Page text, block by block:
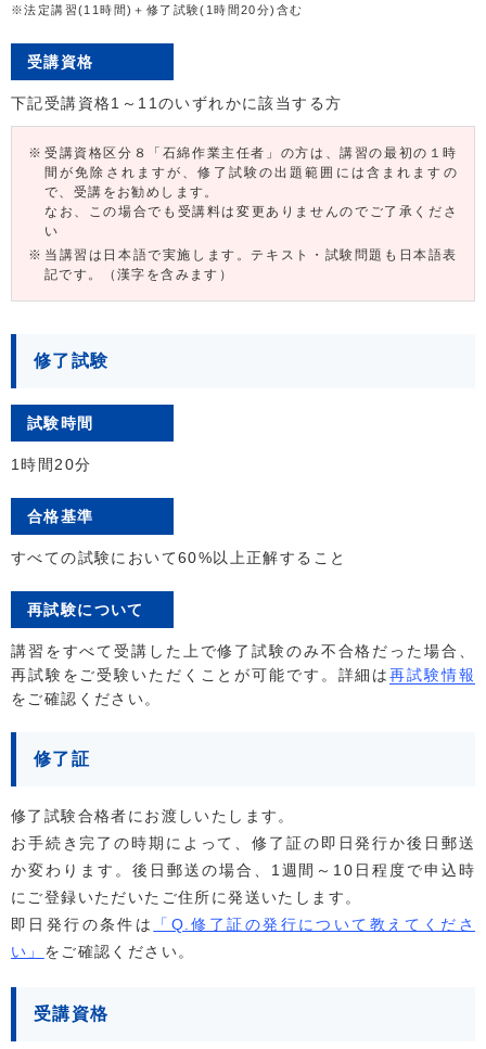
※法定講習(11時間)＋修了試験(1時間20分)含む
受講資格
下記受講資格1～11のいずれかに該当する方
受講資格区分８「石綿作業主任者」の方は、講習の最初の１時
間が免除されますが、修了試験の出題範囲には含まれますの
で、受講をお勧めします。
なお、この場合でも受講料は変更ありませんのでご了承くださ
い
当講習は日本語で実施します。テキスト・試験問題も日本語表
記です。（漢字を含みます）
修了試験
試験時間
1時間20分
合格基準
すべての試験において60%以上正解すること
再試験について
講習をすべて受講した上で修了試験のみ不合格だった場合、
再試験をご受験いただくことが可能です。詳細は再試験情報
をご確認ください。
修了証
修了試験合格者にお渡しいたします。
お手続き完了の時期によって、修了証の即日発行か後日郵送
か変わります。後日郵送の場合、1週間～10日程度で申込時
にご登録いただいたご住所に発送いたします。
即日発行の条件は
「Q.修了証の発行について教えてくださ
い」 をご確認ください。
受講資格